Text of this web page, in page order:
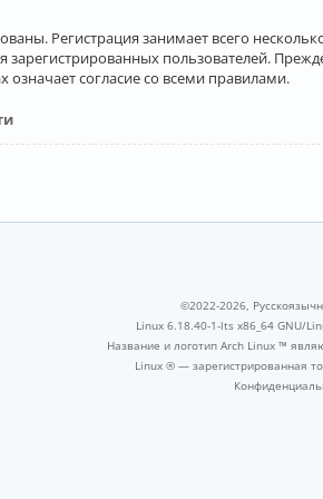
Регистрация занимает всего
пользователей.
согласие со всеми правилами.
©2022-2026,
Linux 6.18.40-1-lts x86_64 GNU/
Название и логотип Arch Linux ™
Linux ® — зарегистрированная